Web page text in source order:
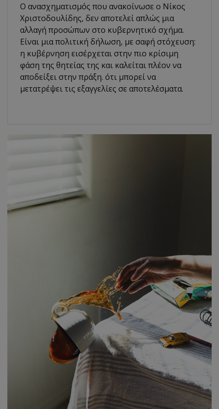
Ο ανασχηματισμός που ανακοίνωσε ο Νίκος
Χριστοδουλίδης, δεν αποτελεί απλώς μια
αλλαγή προσώπων στο κυβερνητικό σχήμα.
Είναι μια πολιτική δήλωση, με σαφή στόχευση:
η κυβέρνηση εισέρχεται στην πιο κρίσιμη
φάση της θητείας της και καλείται πλέον να
αποδείξει στην πράξη. ότι μπορεί να
μετατρέψει τις εξαγγελίες σε αποτελέσματα.